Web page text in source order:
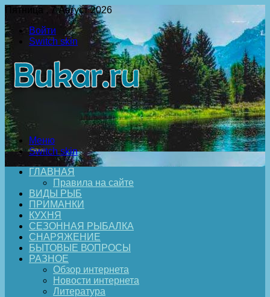
Пятница , 7 Август 2026
Войти
Switch skin
Меню
Switch skin
ГЛАВНАЯ
Правила на сайте
ВИДЫ РЫБ
ПРИМАНКИ
КУХНЯ
СЕЗОННАЯ РЫБАЛКА
СНАРЯЖЕНИЕ
БЫТОВЫЕ ВОПРОСЫ
РАЗНОЕ
Обзор интернета
Новости интернета
Литература